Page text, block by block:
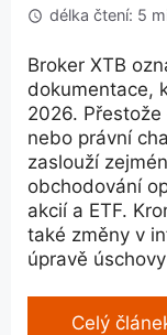
délka čtení: 5
Broker XTB
dokumentace,
2026.
nebo právní
zaslouží
obchodování
akcií a ETF.
také změny v
úpravě
Celý